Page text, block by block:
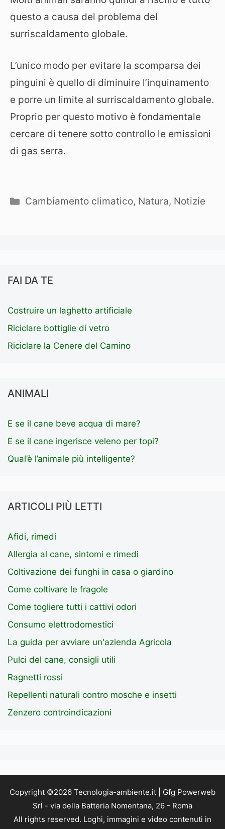
questo a causa del problema del
surriscaldamento globale.
L’unico modo per evitare la scomparsa dei
pinguini è quello di diminuire l’inquinamento
e porre un limite al surriscaldamento globale.
Proprio per questo motivo è fondamentale
cercare di tenere sotto controllo le emissioni
di gas serra.
Categorie
Cambiamento climatico, Natura, Notizie
FAI DA TE
Costruire un laghetto artificiale
Riciclare bottiglie di vetro
Riciclare la Cenere del Camino
ANIMALI
E se il cane beve acqua di mare?
E se il cane ingerisce veleno per topi?
Qual’è l’animale più intelligente?
ARTICOLI PIÙ LETTI
Afidi, rimedi
Allergia al cane, sintomi e rimedi
Coltivazione dei funghi in casa o giardino
Come coltivare le fragole
Come togliere tutti i cattivi odori
Consumo elettrodomestici
La guida per avviare un'azienda Agricola
Pulci del cane, consigli utili
Ragnetti rossi
Repellenti naturali contro mosche e insetti
Zenzero controindicazioni
Copyright ©2026 Tecnologia-ambiente.it | Gfg Powerweb
Srl - via della Batteria Nomentana, 26 - Roma
All rights reserved. Loghi, immagini e video contenuti in